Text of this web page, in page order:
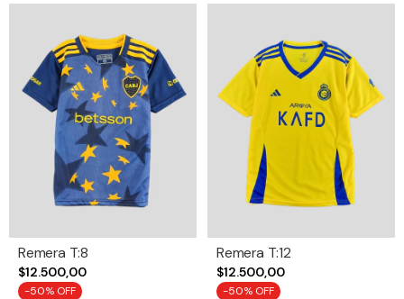
Remera T:8
$12.500,00
-50% OFF
Remera T:12
$12.500,00
-50% OFF